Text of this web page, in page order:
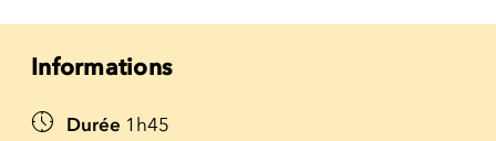
Informations
Durée 1h45